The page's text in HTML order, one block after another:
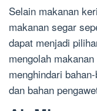
Selain makanan
makanan segar
dapat menjadi
mengolah
menghindari
dan bahan